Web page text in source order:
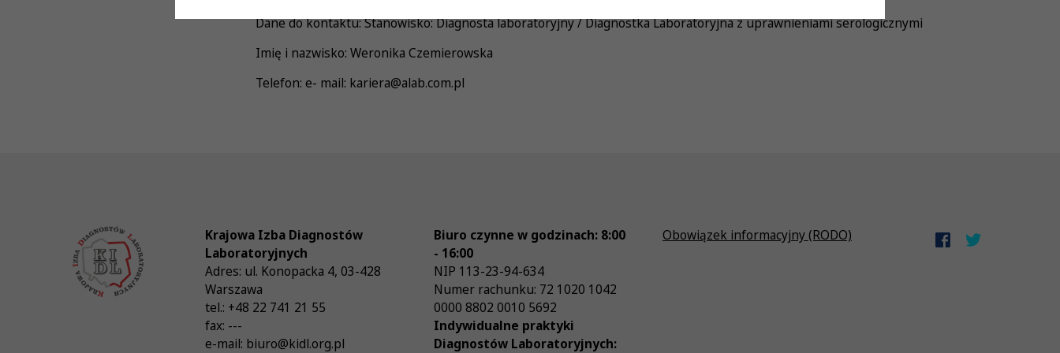
Dane do kontaktu: Stanowisko: Diagnosta laboratoryjny / Diagnostka Laboratoryjna z uprawnieniami serologicznymi
Imię i nazwisko: Weronika Czemierowska
Telefon: e- mail: kariera@alab.com.pl
Krajowa Izba Diagnostów
Laboratoryjnych
Adres: ul. Konopacka 4,03-428
Warszawa
tel.: +48 22 741 21 55
fax: ---
e-mail: biuro@kidl.org.pl
Biuro czynne w godzinach: 8:00
- 16:00
NIP 113-23-94-634
Numer rachunku: 72 1020 1042
0000 8802 0010 5692
Indywidualne praktyki
Diagnostów Laboratoryjnych:
Obowiązek informacyjny (RODO)